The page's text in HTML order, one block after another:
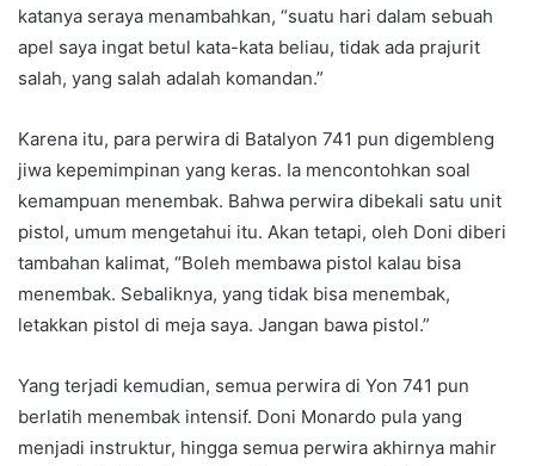
katanya seraya menambahkan, “suatu hari dalam sebuah
apel saya ingat betul kata-kata beliau, tidak ada prajurit
salah, yang salah adalah komandan.”
Karena itu, para perwira di Batalyon 741 pun digembleng
jiwa kepemimpinan yang keras. Ia mencontohkan soal
kemampuan menembak. Bahwa perwira dibekali satu unit
pistol, umum mengetahui itu. Akan tetapi, oleh Doni diberi
tambahan kalimat, “Boleh membawa pistol kalau bisa
menembak. Sebaliknya, yang tidak bisa menembak,
letakkan pistol di meja saya. Jangan bawa pistol.”
Yang terjadi kemudian, semua perwira di Yon 741 pun
berlatih menembak intensif. Doni Monardo pula yang
menjadi instruktur, hingga semua perwira akhirnya mahir